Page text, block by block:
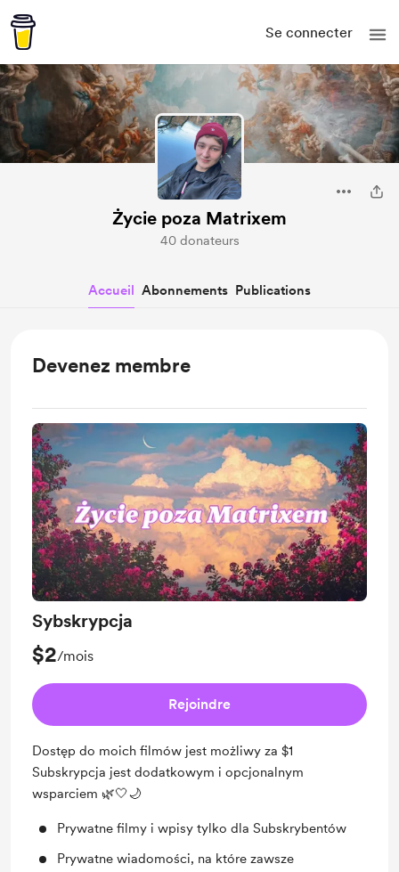
Se connecter
Życie poza Matrixem
40 donateurs
Accueil Abonnements Publications
Devenez membre
Sybskrypcja
$2/mois
Rejoindre
Dostęp do moich filmów jest możliwy za $1
Subskrypcja jest dodatkowym i opcjonalnym
wsparciem 🌿🤍🌙
Prywatne filmy i wpisy tylko dla Subskrybentów
Prywatne wiadomości, na które zawsze